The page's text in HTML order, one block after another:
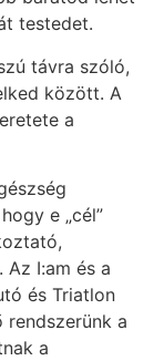
testedet.
távra szóló,
között. A
a
e „cél”
I:am és a
és Triatlon
rendszerünk a
a